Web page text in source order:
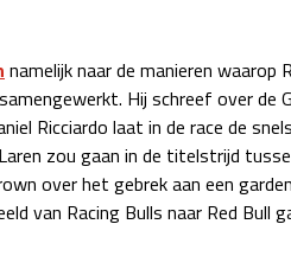
namelijk naar de manieren waarop
Hij schreef over de
Ricciardo laat in de race de
zou gaan in de titelstrijd
over het gebrek aan een
van Racing Bulls naar Red Bull